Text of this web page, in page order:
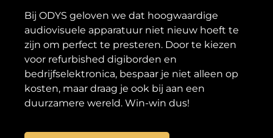
Bij ODYS geloven we dat hoogwaardige
audiovisuele apparatuur niet nieuw hoeft te
zijn om perfect te presteren. Door te kiezen
voor refurbished digiborden en
bedrijfselektronica, bespaar je niet alleen op
kosten, maar draag je ook bij aan een
duurzamere wereld. Win-win dus!